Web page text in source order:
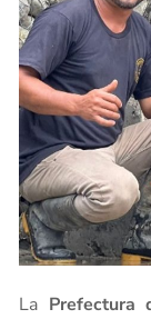
La Prefectura